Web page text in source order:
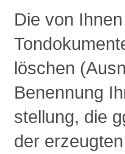
Die von
löschen
Benennung
stellung, die
der